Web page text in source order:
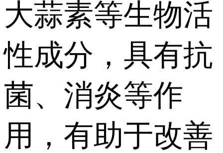
大蒜素等生物活
性成分，具有抗
菌、消炎等作
用，有助于改善